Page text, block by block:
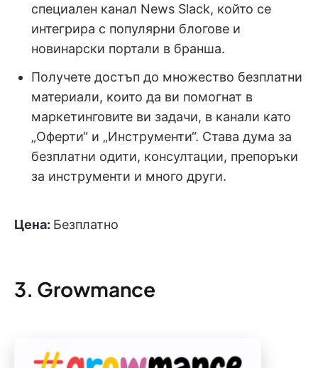
специален канал News Slack, който се
интегрира с популярни блогове и
новинарски портали в бранша.
Получете достъп до множество безплатни
материали, които да ви помогнат в
маркетинговите ви задачи, в канали като
„Оферти“ и „Инструменти“. Става дума за
безплатни одити, консултации, препоръки
за инструменти и много други.
Цена: Безплатно
3. Growmance